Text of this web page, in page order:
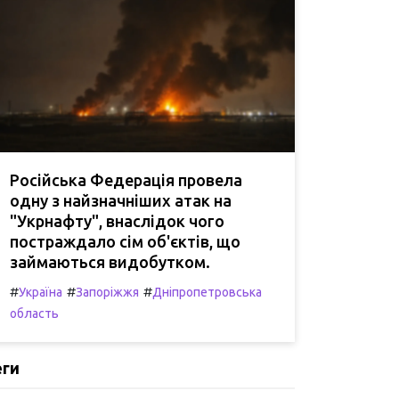
Російська Федерація провела
одну з найзначніших атак на
"Укрнафту", внаслідок чого
постраждало сім об'єктів, що
займаються видобутком.
#Україна #Запоріжжя #Дніпропетровська
область